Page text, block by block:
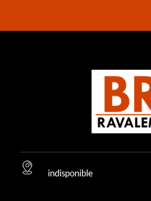
indisponible